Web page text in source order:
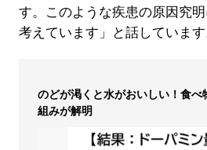
す。このような疾患の原因究
考えています」と話しています
のどが渇くと水がおいしい！食べ
組みが解明